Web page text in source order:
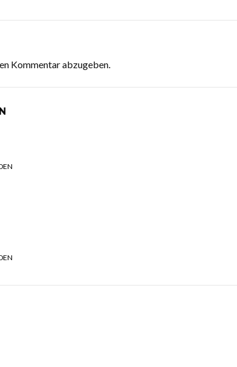
Kommentar abzugeben.